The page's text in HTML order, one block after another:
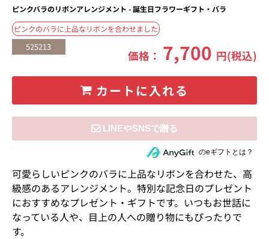
ピンクバラのリボンアレンジメント - 誕生日フラワーギフト・バラ
ピンクのバラに上品なリボンを合わせました
525213
価格： 7,700 円(税込)
カートに入れる
住所を知らない相手にeギフトで贈るのeギフトとは？
可愛らしいピンクのバラに上品なリボンを合わせた、高
級感のあるアレンジメント。特別な記念日のプレゼント
におすすめなプレゼント・ギフトです。いつもお世話に
なっている人や、目上の人への贈り物にもぴったりで
す。